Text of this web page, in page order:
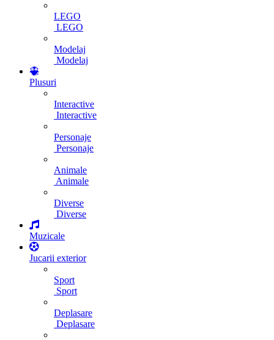
LEGO
LEGO
Modelaj
Modelaj
Plusuri
Interactive
Interactive
Personaje
Personaje
Animale
Animale
Diverse
Diverse
Muzicale
Jucarii exterior
Sport
Sport
Deplasare
Deplasare